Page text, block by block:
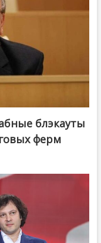
блэкауты
ферм